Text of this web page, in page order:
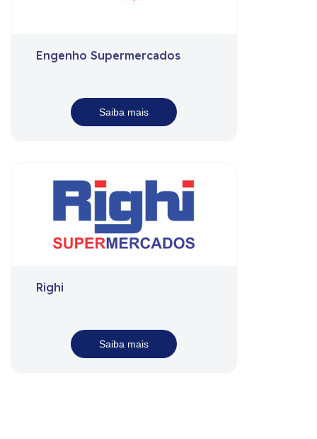
Engenho Supermercados
Saiba mais
Righi
Saiba mais